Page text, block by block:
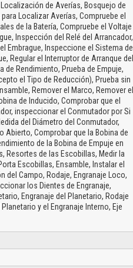
de Averías, Bosquejo de
Localizar Averías, Compruebe el
de la Batería, Compruebe el Voltaje
Inspección del Relé del Arrancador,
Embrague, Inspeccione el Sistema de
Regular el Interruptor de Arranque del
de Rendimiento, Prueba de Empuje,
el Tipo de Reducción), Prueba sin
Remover el Marco, Remover el
de Inducido, Comprobar que el
inspeccionar el Conmutador por Si
del Diámetro del Conmutador,
Abierto, Comprobar que la Bobina de
de la Bobina de Empuje en
Resortes de las Escobillas, Medir la
Escobillas, Ensamble, Instalar el
del Campo, Rodaje, Engranaje Loco,
los Dientes de Engranaje,
Engranaje del Planetario, Rodaje
y el Engranaje Interno, Eje